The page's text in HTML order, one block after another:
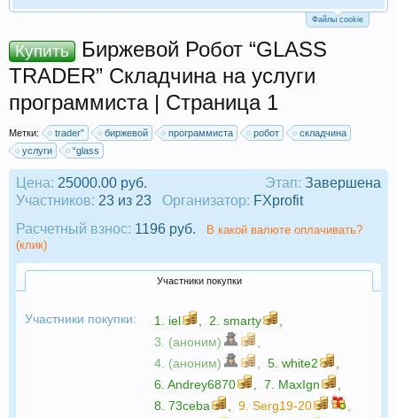
Файлы cookie
Купить
Биржевой Робот “GLASS
TRADER” Складчина на услуги
программиста | Страница 1
Метки: trader” биржевой программиста робот
складчина
услуги
“glass
Этап: Завершена
Цена: 25000.00 руб.
Участников: 23 из 23 Организатор: FXprofit
Расчетный взнос: 1196 руб.
В какой валюте оплачивать?
(клик)
Участники покупки
Участники покупки: 1. iel 2. smarty
3. (аноним)
4. (аноним)
5. white2
6. Andrey6870 7. MaxIgn
8. 73ceba 9. Serg19-20